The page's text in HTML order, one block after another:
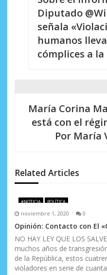
e
e
n
t
r
a
Diputado
señala
humanos
cómplices a
María Corina
está con el
Por María
Related Articles
#NOTICIA POLÍTICA
noviembre 1, 2020 0
Opinión: Contacto con El
NO HAY LEY QUE LOS
muchos años de
de la República, estos
violadores en serie de